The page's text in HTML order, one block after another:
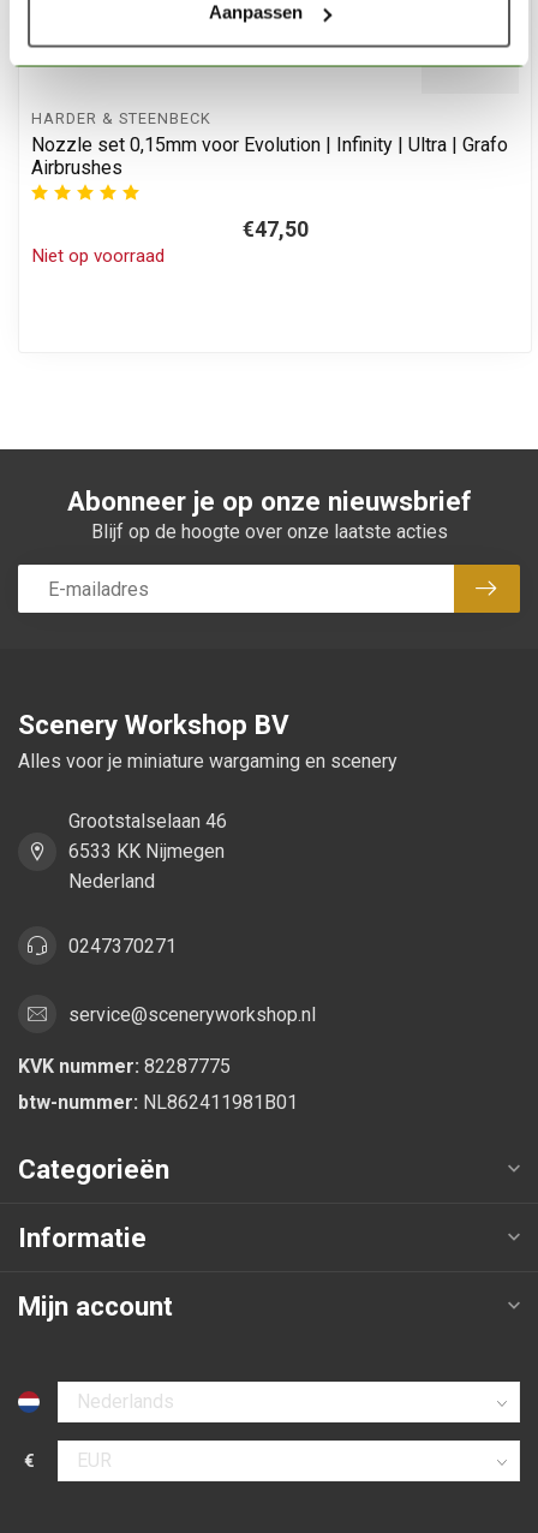
Aanpassen
HARDER & STEENBECK
Nozzle set 0,15mm voor Evolution | Infinity | Ultra | Grafo
Airbrushes
€47,50
Niet op voorraad
Abonneer je op onze nieuwsbrief
Blijf op de hoogte over onze laatste acties
Scenery Workshop BV
Alles voor je miniature wargaming en scenery
Grootstalselaan 46
6533 KK Nijmegen
Nederland
0247370271
service@sceneryworkshop.nl
KVK nummer: 82287775
btw-nummer: NL862411981B01
Categorieën
Informatie
Mijn account
Selecteer taal
€
Selecteer valuta